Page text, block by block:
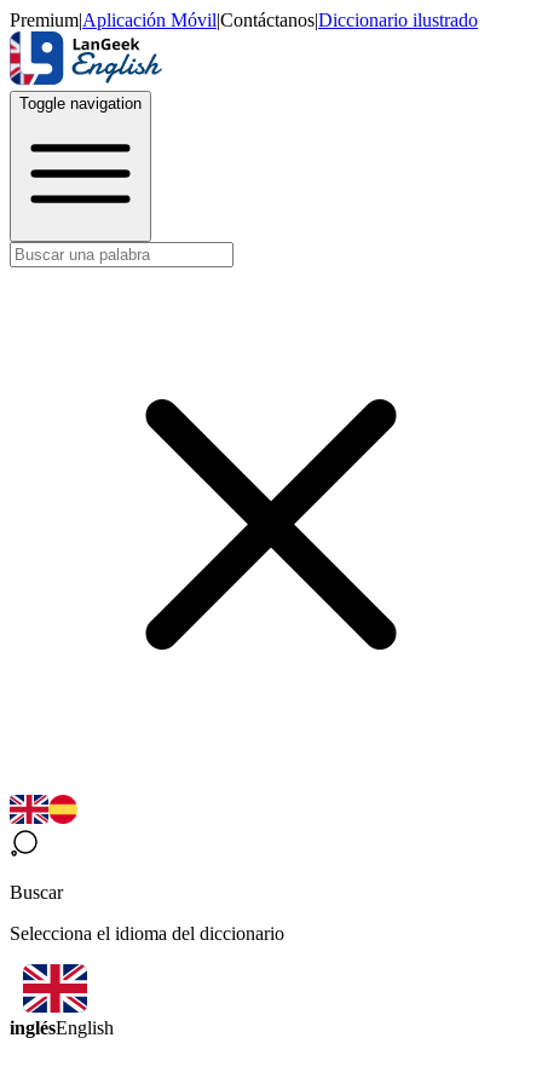
Premium|Aplicación Móvil|Contáctanos|Diccionario ilustrado
Toggle navigation
Buscar
Selecciona el idioma del diccionario
inglésEnglish